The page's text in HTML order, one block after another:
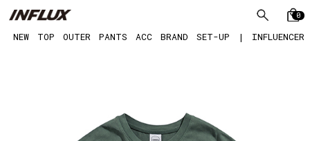
0
NEW TOP OUTER PANTS ACC BRAND SET-UP | INFLUENCER